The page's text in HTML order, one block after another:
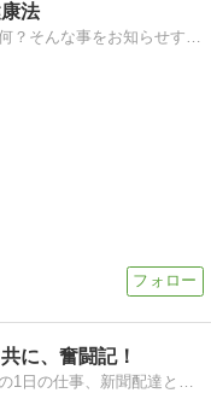
法
先ずミネラルって何？みらる農法って何？そんな事をお知らせするブログです。ミネラル野菜は特に高齢者や病後の方の健康のためにより必要です。
に、奮闘記！
新聞配達と５畝余りの畑で野菜作り私の1日の仕事、新聞配達と畑仕事「働けど働けどわが暮らし楽にならず・・」です。